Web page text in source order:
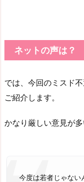
ネットの声は？
では、今回のミスド
ご紹介します。
かなり厳しい意見が
今度は若者じゃない